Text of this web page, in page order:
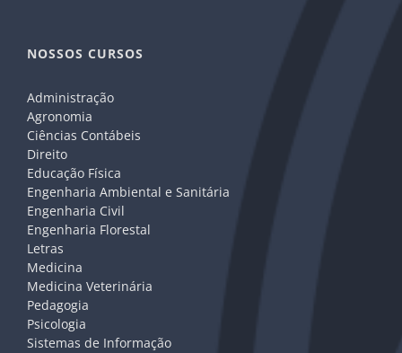
NOSSOS CURSOS
Administração
Agronomia
Ciências Contábeis
Direito
Educação Física
Engenharia Ambiental e Sanitária
Engenharia Civil
Engenharia Florestal
Letras
Medicina
Medicina Veterinária
Pedagogia
Psicologia
Sistemas de Informação